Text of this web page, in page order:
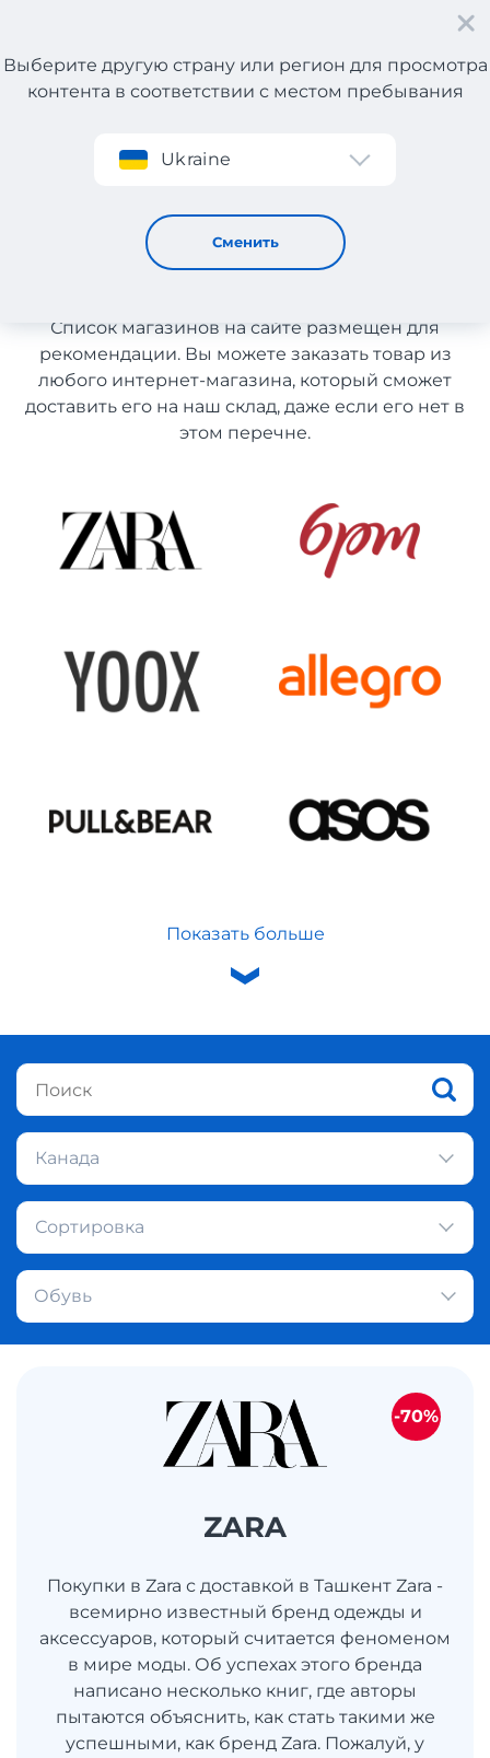
Регистрация
Выберите другую страну или регион для просмотра
контента в соответствии с местом пребывания
Ukraine
Сменить
Обувь с доставкой в Узбекистан
Обувь с доставкой в
Узбекистан
Список магазинов на сайте размещен для
рекомендации. Вы можете заказать товар из
любого интернет-магазина, который сможет
доставить его на наш склад, даже если его нет в
этом перечне.
Показать больше
Канада
Сортировка
Обувь
ZARA
Покупки в Zara с доставкой в Ташкент Zara -
всемирно известный бренд одежды и
аксессуаров, который считается феноменом
в мире моды. Об успехах этого бренда
написано несколько книг, где авторы
пытаются объяснить, как стать такими же
успешными, как бренд Zara. Пожалуй, у
-70%